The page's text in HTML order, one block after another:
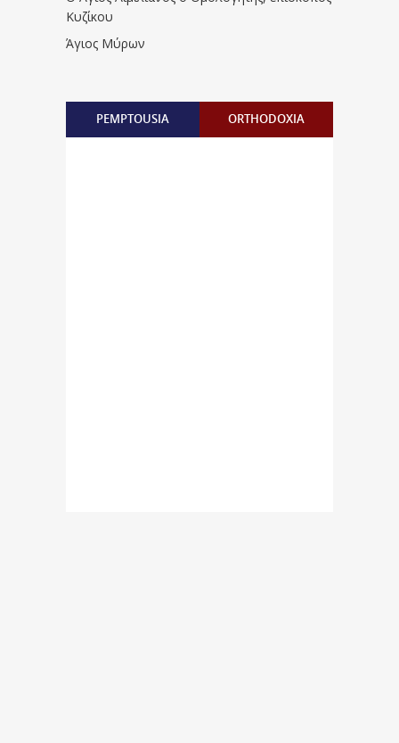
Κυζίκου
Άγιος Μύρων
PEMPTOUSIA ORTHODOXIA